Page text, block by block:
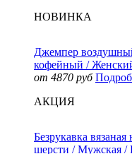
НОВИНКА
Джемпер
кофейный /
от 4870 руб
АКЦИЯ
Безрукавка
шерсти / Мужская /